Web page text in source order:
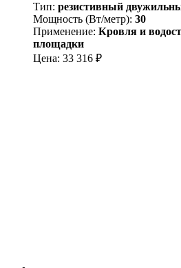
Тип: резистивный
Мощность (Вт/метр): 30
Применение: Кровля и
площадки
Цена: 33 316 ₽